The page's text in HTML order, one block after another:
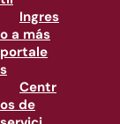
Ingres
o a más
portale
s
Centr
os de